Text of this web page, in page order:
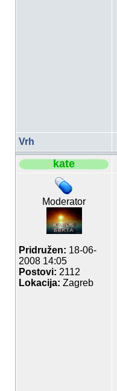
Vrh
kate
Moderator
Pridružen: 18-06-
2008 14:05
Postovi: 2112
Lokacija: Zagreb